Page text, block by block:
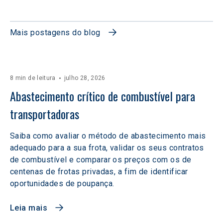
Mais postagens do blog
8 min de leitura julho 28, 2026
Abastecimento crítico de combustível para
transportadoras
Saiba como avaliar o método de abastecimento mais
adequado para a sua frota, validar os seus contratos
de combustível e comparar os preços com os de
centenas de frotas privadas, a fim de identificar
oportunidades de poupança.
Leia mais